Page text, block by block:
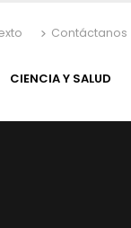
Contáctanos
CIENCIA Y SALUD